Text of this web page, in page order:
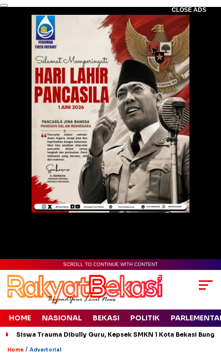
CLOSE ADS
SCROLL TO CONTINUE WITH CONTENT
HOME NASIONAL BEKASI POLITIK
Siswa Trauma Dibully Guru, Kepsek SMKN 1 Kota Bekasi
Home / Advertorial